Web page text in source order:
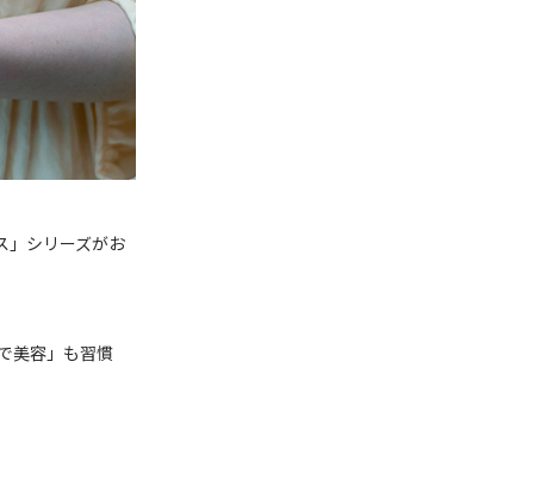
」シリーズがお
美容」も習慣